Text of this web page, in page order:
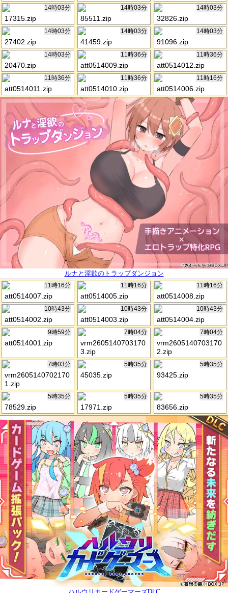
14時03分
17315.zip
14時03分
85511.zip
14時03分
32826.zip
14時03分
27402.zip
14時03分
41459.zip
14時03分
91096.zip
14時03分
20470.zip
11時36分
att0514009.zip
11時36分
att0514012.zip
11時36分
att0514011.zip
11時36分
att0514010.zip
11時16分
att0514006.zip
ルナと淫欲のトラップダンジョン
11時16分
att0514007.zip
11時16分
att0514005.zip
11時16分
att0514008.zip
10時43分
att0514002.zip
10時43分
att0514003.zip
10時43分
att0514004.zip
9時59分
att0514001.zip
7時04分
vrm2605140703170
3.zip
7時04分
vrm2605140703170
2.zip
7時03分
vrm2605140702170
1.zip
5時35分
45035.zip
5時35分
93425.zip
5時35分
78529.zip
5時35分
17971.zip
5時35分
83656.zip